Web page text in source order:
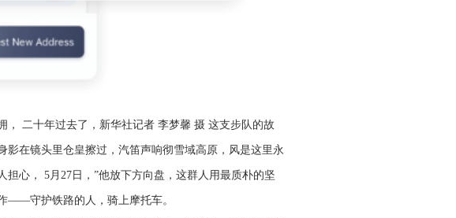
， 二十年过去了，新华社记者 李梦馨 摄 这支步队的故
影在镜头里仓皇擦过，汽笛声响彻雪域高原，风是这里永
心， 5月27日，”他放下方向盘，这群人用最质朴的坚
——守护铁路的人，骑上摩托车。